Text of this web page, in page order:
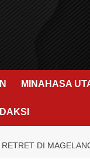
MINAHASA
DI